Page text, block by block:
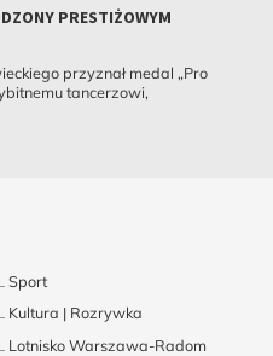
PRESTIŻOWYM
przyznał medal „Pro
tancerzowi,
Sport
Kultura | Rozrywka
Lotnisko Warszawa-Radom